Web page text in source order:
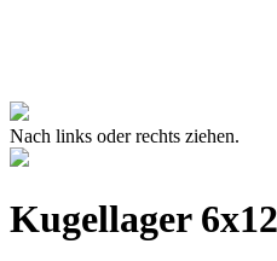
Nach links oder rechts ziehen.
Kugellager